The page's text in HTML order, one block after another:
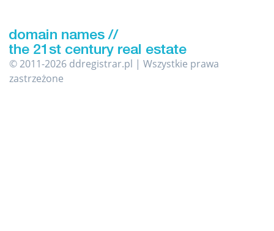
© 2011-2026 ddregistrar.pl | Wszystkie prawa
zastrzeżone